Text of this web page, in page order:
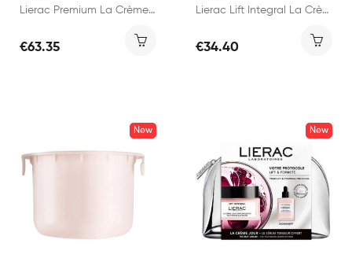
Lierac Premium La Crème Voluptueuse Recharge 50ml
€63.35
Lierac Lift Integral La Crème Nuit Régénérante...
€34.40
New New